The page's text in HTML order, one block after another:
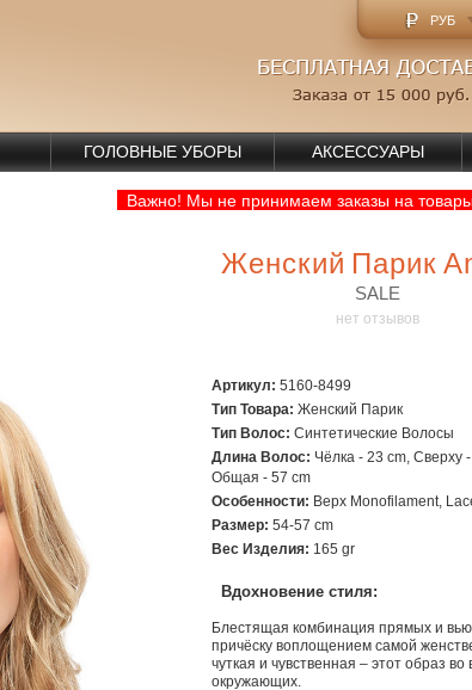
РУБ
ГОЛОВНЫЕ УБОРЫ АКСЕССУАРЫ
Важно! Мы не принимаем заказы на
Женский Парик
SALE
нет отзывов
Артикул: 5160-8499
Тип Товара: Женский Парик
Тип Волос: Синтетические Волосы
Длина Волос: Чёлка - 23 cm,
Общая - 57 cm
Особенности: Верх Monofilament,
Размер: 54-57 cm
Вec Изделия: 165 gr
Вдохновение стиля:
Блестящая комбинация прямых и
причёску воплощением самой
чуткая и чувственная – этот образ
окружающих.